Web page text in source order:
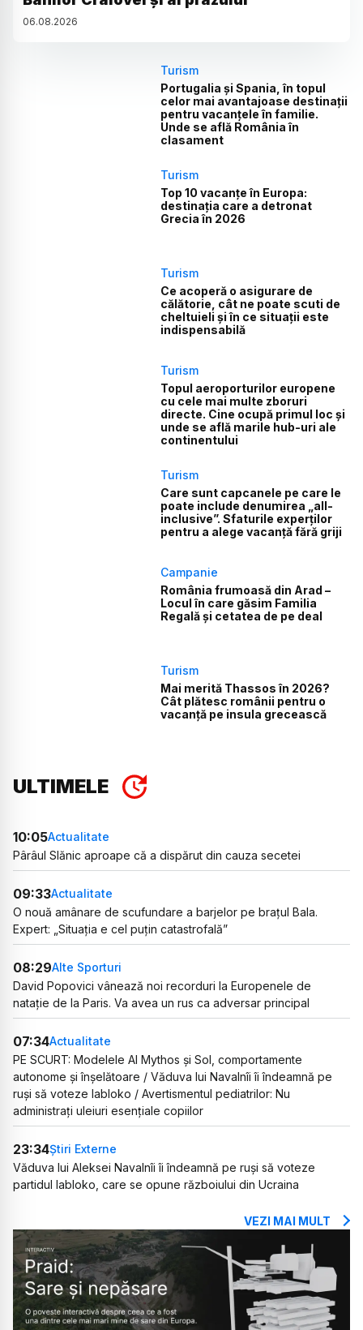
06.08.2026
Turism
Portugalia și Spania, în topul
celor mai avantajoase destinații
pentru vacanțele în familie.
Unde se află România în
clasament
Turism
Top 10 vacanțe în Europa:
destinația care a detronat
Grecia în 2026
Turism
Ce acoperă o asigurare de
călătorie, cât ne poate scuti de
cheltuieli și în ce situații este
indispensabilă
Turism
Topul aeroporturilor europene
cu cele mai multe zboruri
directe. Cine ocupă primul loc și
unde se află marile hub-uri ale
continentului
Turism
Care sunt capcanele pe care le
poate include denumirea „all-
inclusive”. Sfaturile experților
pentru a alege vacanță fără griji
Campanie
România frumoasă din Arad –
Locul în care găsim Familia
Regală și cetatea de pe deal
Turism
Mai merită Thassos în 2026?
Cât plătesc românii pentru o
vacanță pe insula grecească
ULTIMELE
10:05Actualitate
Pârâul Slănic aproape că a dispărut din cauza secetei
09:33Actualitate
O nouă amânare de scufundare a barjelor pe brațul Bala.
Expert: „Situația e cel puțin catastrofală”
08:29Alte Sporturi
David Popovici vânează noi recorduri la Europenele de
natație de la Paris. Va avea un rus ca adversar principal
07:34Actualitate
PE SCURT: Modelele AI Mythos și Sol, comportamente
autonome și înșelătoare / Văduva lui Navalnîi îi îndeamnă pe
ruși să voteze Iabloko / Avertismentul pediatrilor: Nu
administrați uleiuri esențiale copiilor
23:34Știri Externe
Văduva lui Aleksei Navalnîi îi îndeamnă pe ruși să voteze
partidul Iabloko, care se opune războiului din Ucraina
VEZI MAI MULT